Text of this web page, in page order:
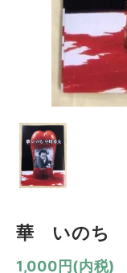
華 いのち
1,000円(内税)